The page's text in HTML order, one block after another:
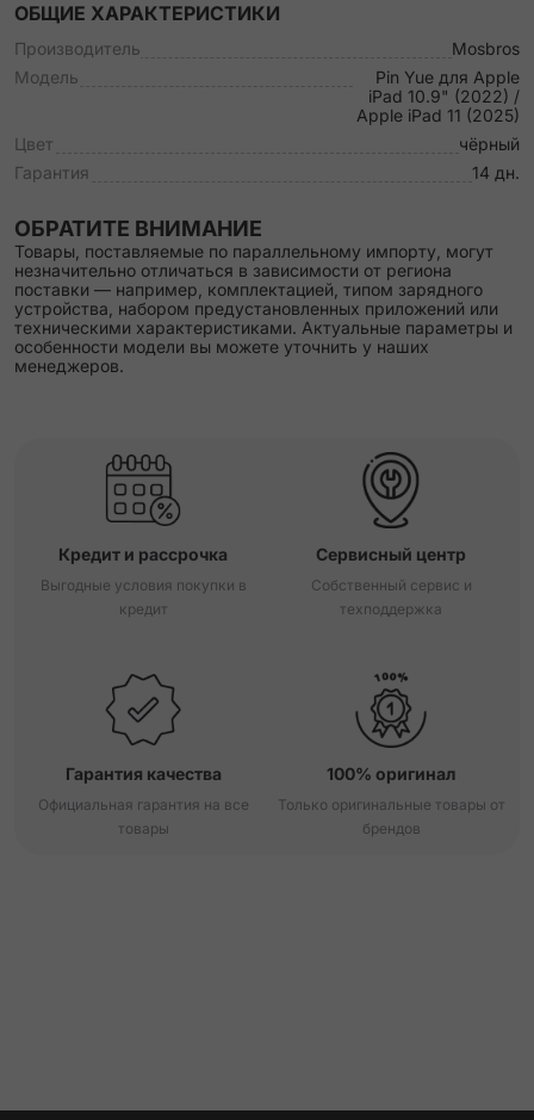
ОБЩИЕ ХАРАКТЕРИСТИКИ
Производитель
Mosbros
Модель
Pin Yue для Apple
iPad 10.9" (2022) /
Apple iPad 11 (2025)
Цвет
чёрный
Гарантия
14 дн.
ОБРАТИТЕ ВНИМАНИЕ
Товары, поставляемые по параллельному импорту, могут
незначительно отличаться в зависимости от региона
поставки — например, комплектацией, типом зарядного
устройства, набором предустановленных приложений или
техническими характеристиками. Актуальные параметры и
особенности модели вы можете уточнить у наших
менеджеров.
Кредит и рассрочка
Выгодные условия покупки в
кредит
Сервисный центр
Собственный сервис и
техподдержка
Гарантия качества
Официальная гарантия на все
товары
100% оригинал
Только оригинальные товары от
брендов